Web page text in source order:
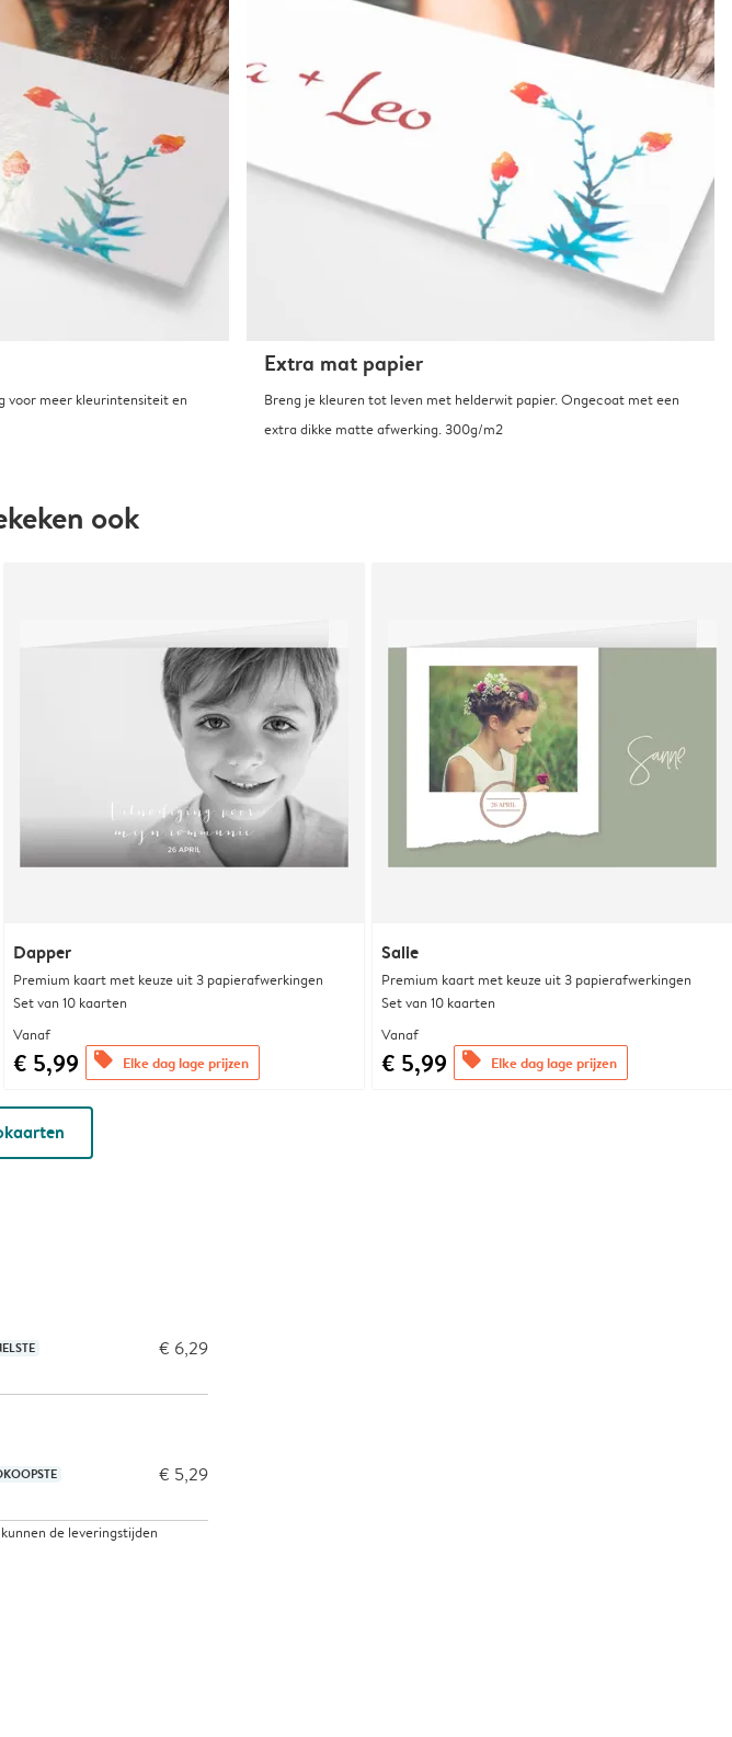
voor meer kleurintensiteit en
Extra mat papier
Breng je kleuren tot leven met helderwit papier. Ongecoat met een
extra dikke matte afwerking. 300g/m2
ook
Dapper
Premium kaart met keuze uit 3 papierafwerkingen
Set van 10 kaarten
Vanaf
€ 5,99 offers Elke dag lage prijzen
Salie
Premium kaart met keuze uit 3 papierafwerkingen
Set van 10 kaarten
Vanaf
€ 5,99 offers Elke dag lage prijzen
€ 6,29
€ 5,29
de leveringstijden